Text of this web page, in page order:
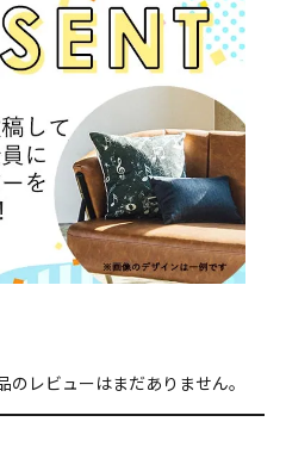
のレビューはまだありません。